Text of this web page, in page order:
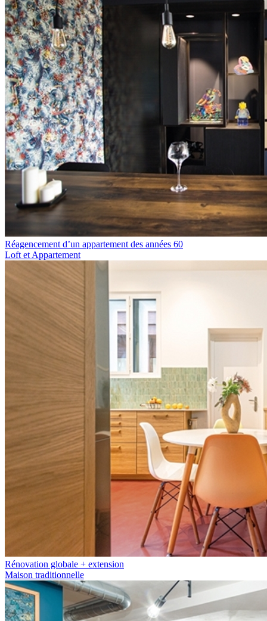
Réagencement d’un appartement des années 60
Loft et Appartement
Rénovation globale + extension
Maison traditionnelle